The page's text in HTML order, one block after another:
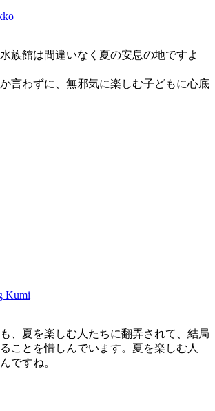
族館は間違いなく夏の安息の地ですよ
か言わずに、無邪気に楽しむ子どもに心底
Kumi
、夏を楽しむ人たちに翻弄されて、結局
ことを惜しんでいます。夏を楽しむ人
ですね。